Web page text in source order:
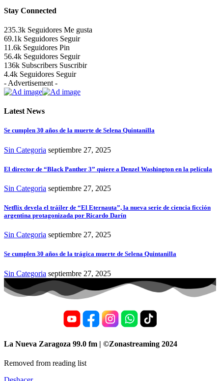
Stay Connected
235.3k Seguidores Me gusta
69.1k Seguidores Seguir
11.6k Seguidores Pin
56.4k Seguidores Seguir
136k Subscribers Suscribir
4.4k Seguidores Seguir
- Advertisement -
Latest News
Se cumplen 30 años de la muerte de Selena Quintanilla
Sin Categoria septiembre 27, 2025
El director de “Black Panther 3” quiere a Denzel Washington en la película
Sin Categoria septiembre 27, 2025
Netflix devela el tráiler de “El Eternauta”, la nueva serie de ciencia ficción
argentina protagonizada por Ricardo Darín
Sin Categoria septiembre 27, 2025
Se cumplen 30 años de la trágica muerte de Selena Quintanilla
Sin Categoria septiembre 27, 2025
La Nueva Zaragoza 99.0 fm | ©Zonastreaming 2024
Removed from reading list